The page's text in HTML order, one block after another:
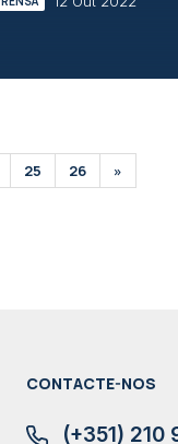
25 26 »
CONTACTE-NOS
(+351) 210